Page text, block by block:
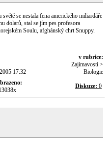
se nestala fena amerického miliardáře
dolarů, stal se jím pes profesora
Soulu, afghánský chrt Snuppy.
17:32
v rubrice:
Zajímavosti >
Biologie
Diskuze: 0